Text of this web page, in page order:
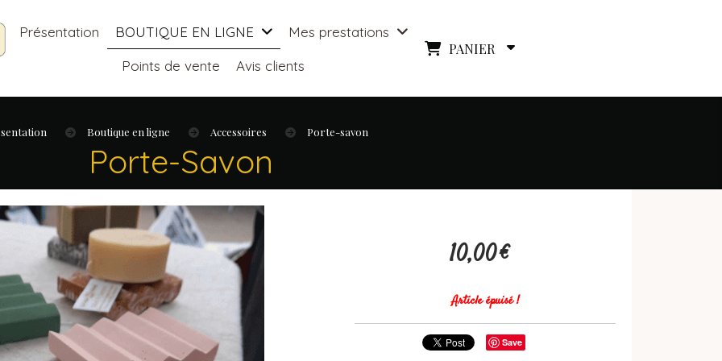
Présentation BOUTIQUE EN LIGNE
Mes prestations
Points de vente
Avis clients
PANIER
Boutique en ligne Accessoires Porte-savon
Porte-Savon
10,00€
Article épuisé !
Save